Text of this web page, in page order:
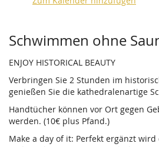
Produkte
Schwimmen ohne
ENJOY HISTORICAL BEAUTY
Verbringen Sie 2 Stunden im
genießen Sie die kathedralenartige
Handtücher können vor Ort gegen
werden. (10€ plus Pfand.)
Make a day of it: Perfekt ergänzt